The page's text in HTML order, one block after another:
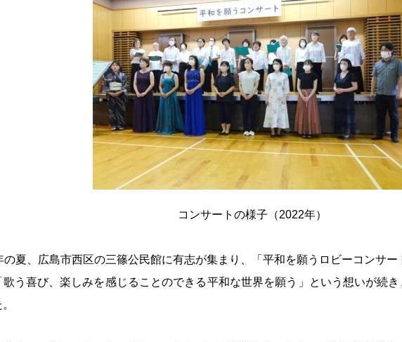
コンサートの様子（2022年）
の夏、広島市西区の三篠公民館に有志が集まり、「平和を願うロビーコンサー
歌う喜び、楽しみを感じることのできる平和な世界を願う」という想いが続